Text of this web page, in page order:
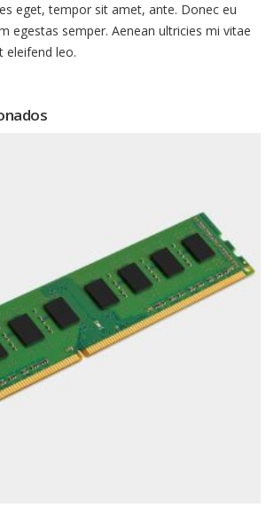
eget, tempor sit amet, ante. Donec eu
egestas semper. Aenean ultricies mi vitae
eleifend leo.